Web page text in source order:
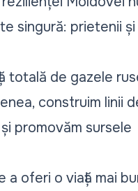
singură: prietenii
totală de gazele
construim linii
promovăm sursele
oferi o viață mai